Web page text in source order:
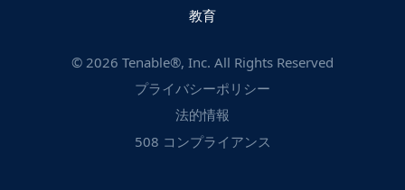
教育
© 2026 Tenable®, Inc. All Rights Reserved
プライバシーポリシー
法的情報
508 コンプライアンス